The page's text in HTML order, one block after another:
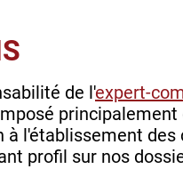
de l'expert-
à l'établissement
profil sur nos